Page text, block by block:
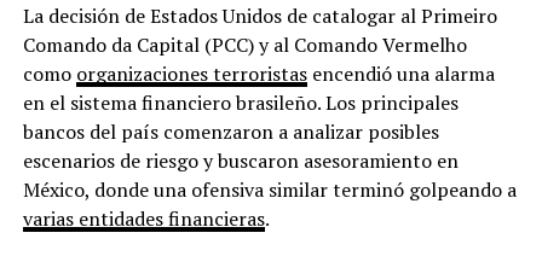
La decisión de Estados Unidos de catalogar al Primeiro
Comando da Capital (PCC) y al Comando Vermelho
como organizaciones terroristasencendió una alarma
en el sistema financiero brasileño. Los principales
bancos del país comenzaron a analizar posibles
escenarios de riesgo y buscaron asesoramiento en
México, donde una ofensiva similar terminó golpeando a
varias entidades financieras.